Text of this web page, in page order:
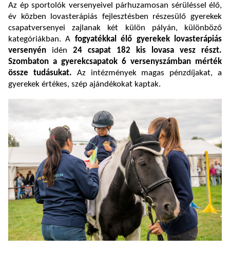
Az ép sportolók versenyeivel párhuzamosan sérüléssel élő,
év közben lovasterápiás fejlesztésben részesülő gyerekek
csapatversenyei zajlanak két külön pályán, különböző
kategóriákban. A fogyatékkal élő gyerekek lovasterápiás
versenyén idén 24 csapat
182 kis lovasa vesz részt.
Szombaton a gyerekcsapatok 6 versenyszámban mérték
össze tudásukat. Az intézmények magas pénzdíjakat, a
gyerekek értékes, szép ajándékokat kaptak.